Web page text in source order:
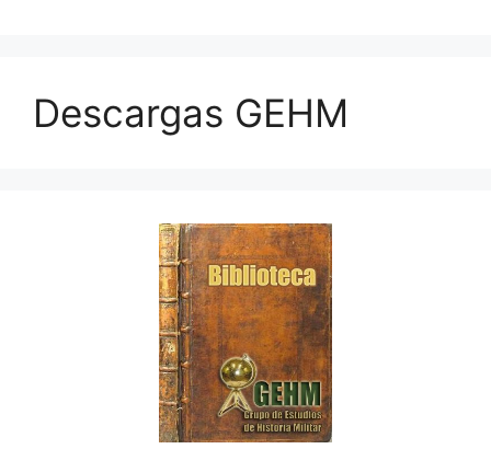
Descargas GEHM